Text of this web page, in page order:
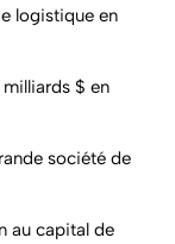
logistique en
milliards $ en
société de
au capital de